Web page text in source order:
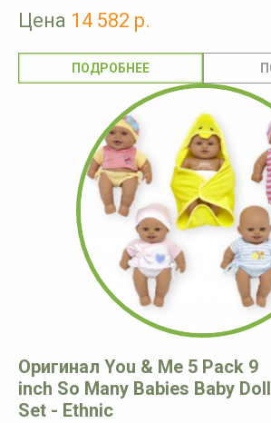
Цена 14 582 р.
ПОДРОБНЕЕ
Оригинал You & Me 5 Pack 9
inch So Many Babies Baby Doll
Set - Ethnic